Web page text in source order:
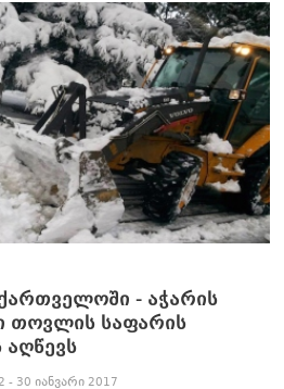
- აჭარის
თოვლის საფარის
- 30 იანვარი 2017